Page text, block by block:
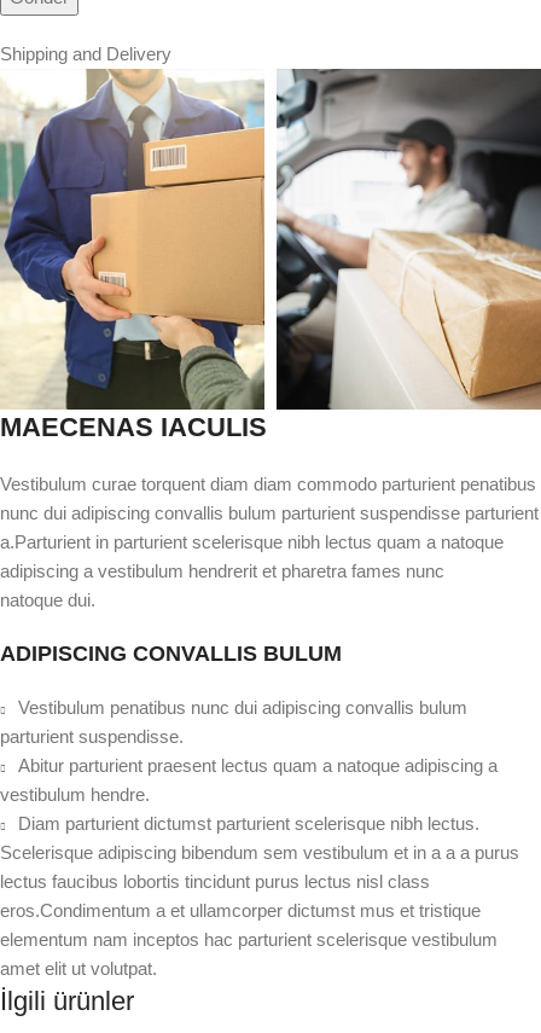
Shipping and Delivery
MAECENAS IACULIS
Vestibulum curae torquent diam diam commodo parturient penatibus
nunc dui adipiscing convallis bulum parturient suspendisse parturient
a.Parturient in parturient scelerisque nibh lectus quam a natoque
adipiscing a vestibulum hendrerit et pharetra fames nunc
natoque dui.
ADIPISCING CONVALLIS BULUM
Vestibulum penatibus nunc dui adipiscing convallis bulum
parturient suspendisse.
Abitur parturient praesent lectus quam a natoque adipiscing a
vestibulum hendre.
Diam parturient dictumst parturient scelerisque nibh lectus.
Scelerisque adipiscing bibendum sem vestibulum et in a a a purus
lectus faucibus lobortis tincidunt purus lectus nisl class
eros.Condimentum a et ullamcorper dictumst mus et tristique
elementum nam inceptos hac parturient scelerisque vestibulum
amet elit ut volutpat.
İlgili ürünler